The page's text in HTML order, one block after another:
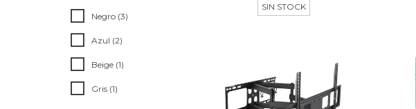
Negro (3)
Azul (2)
Beige (1)
Gris (1)
SIN STOCK